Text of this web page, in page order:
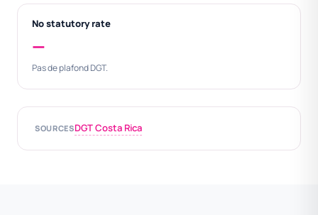
No statutory rate
—
Pas de plafond DGT.
SOURCESDGT Costa Rica